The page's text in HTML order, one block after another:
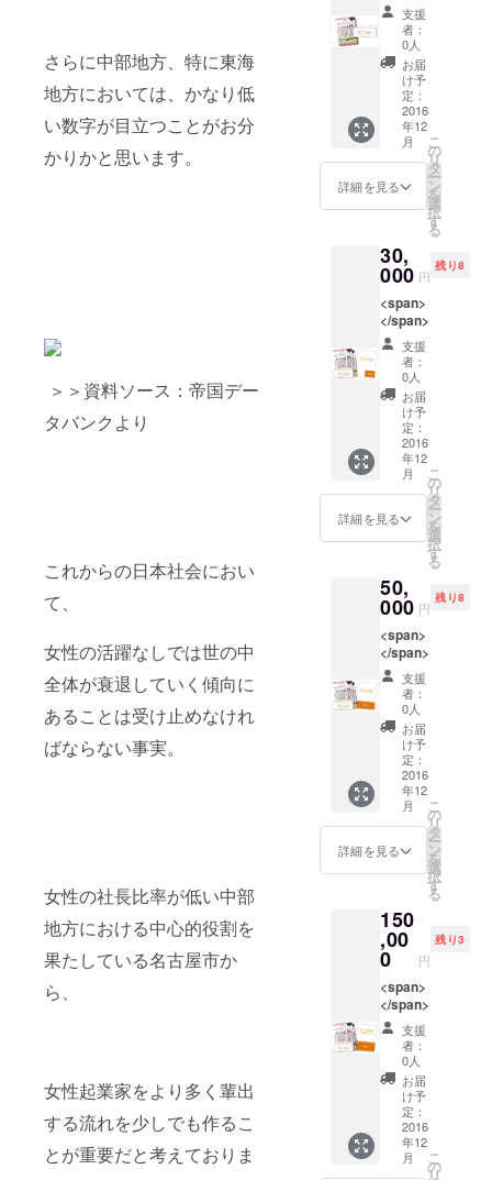
さらに中部地方、特に東海
地方においては、かなり低
い数字が目立つことがお分
かりかと思います。
＞＞資料ソース：帝国デー
タバンクより
これからの日本社会におい
て、
女性の活躍なしでは世の中
全体が衰退していく傾向に
あることは受け止めなけれ
ばならない事実。
女性の社長比率が低い中部
地方における中心的役割を
果たしている名古屋市か
ら、
女性起業家をより多く輩出
する流れを少しでも作るこ
とが重要だと考えておりま
支援
者：
0人
お届
け予
定：
2016
年12
月
詳細を見る
こ
の
リ
タ
ー
ン
を
選
択
す
る
30,
000 円
残り8
<span>
</span>
支援
者：
0人
お届
け予
定：
2016
年12
月
詳細を見る
こ
の
リ
タ
ー
ン
を
選
択
す
る
50,
000 円
残り8
<span>
</span>
支援
者：
0人
お届
け予
定：
2016
年12
月
詳細を見る
こ
の
リ
タ
ー
ン
を
選
択
す
る
150
,00
0 円
残り3
<span>
</span>
支援
者：
0人
お届
け予
定：
2016
年12
月
こ
の
リ